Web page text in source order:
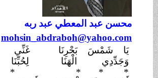
محسن عبد المعطي عبد ربه
mohsin_abdraboh@yahoo.com
يَا شَمْسَ بَحْرِنَا
وَجَدِّدِي
الْهَنَا
* * *
غَنِّي
لِحُبِّنَا
*